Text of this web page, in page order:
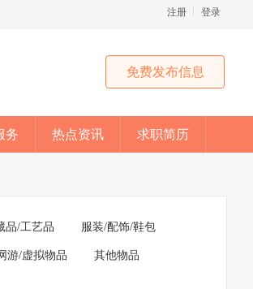
登录
注册
免费发布信息
务 热点资讯 求职简历
品/工艺品 服装/配饰/鞋包
游/虚拟物品 其他物品